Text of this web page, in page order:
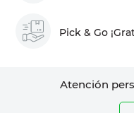
Pick & Go
Atención